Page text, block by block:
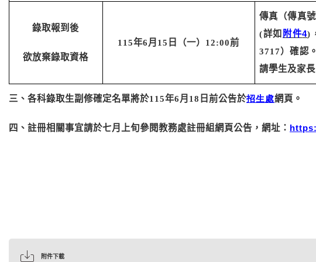
錄取報到後
欲放棄錄取資格
115年6 月 15 日（一） 12:00前
傳真（傳真號
(詳如 附件4)
3717）確認
請學生及家
三、各科錄取生副修確定名單將於115年6 月 18 日前公告於招生處網頁。
四、註冊相關事宜請於七月上旬參閱教務處註冊組網頁公告，網址：
附件下載